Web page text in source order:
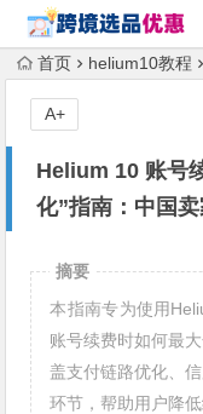
首页 helium10教程
Helium 10 账号
化”指南：中国
A+
摘要
本指南专为使用
账号续费时如何最
盖支付链路优化、
环节，帮助用户降